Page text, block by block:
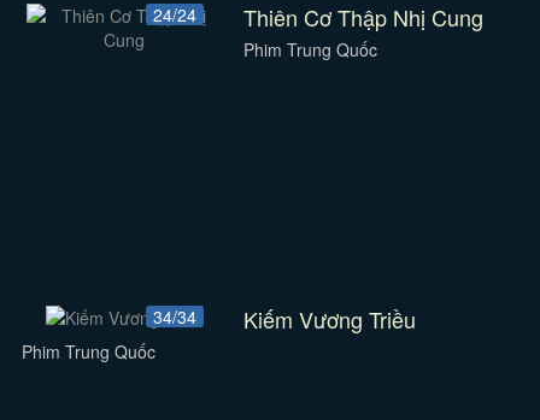
24/24 Thiên Cơ Thập Nhị Cung
Phim Trung Quốc
34/34 Kiếm Vương Triều
Phim Trung Quốc